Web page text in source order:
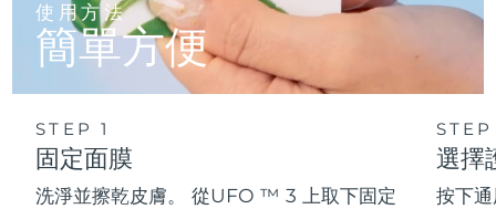
使用方法
簡單方便
STEP 1
固定面膜
洗淨並擦乾皮膚。 從UFO ™ 3 上取下固定
選擇
按下